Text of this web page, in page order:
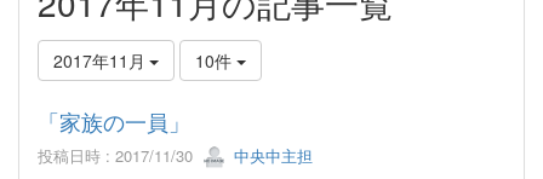
2017年11月 10件
「家族の一員」
投稿日時 : 2017/11/30 中央中主担